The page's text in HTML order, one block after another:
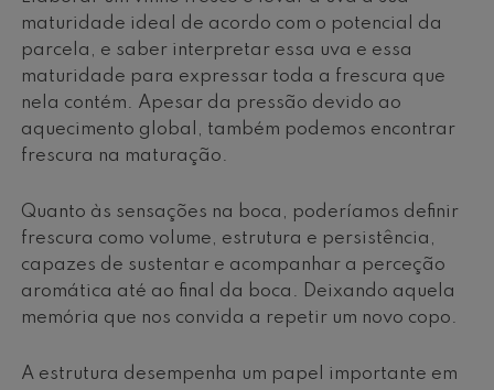
maturidade ideal de acordo com o potencial da
parcela, e saber interpretar essa uva e essa
maturidade para expressar toda a frescura que
nela contém. Apesar da pressão devido ao
aquecimento global, também podemos encontrar
frescura na maturação.
Quanto às sensações na boca, poderíamos definir
frescura como volume, estrutura e persistência,
capazes de sustentar e acompanhar a perceção
aromática até ao final da boca. Deixando aquela
memória que nos convida a repetir um novo copo.
A estrutura desempenha um papel importante em